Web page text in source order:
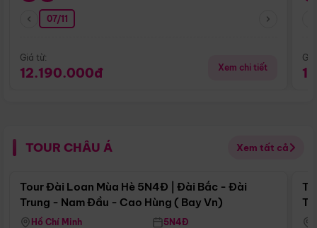
07/11
Giá từ:
12.190.000đ Xem chi tiết
TOUR CHÂU Á Xem tất cả
Điểm nổi bật
Tour Đài Loan Mùa Hè 5N4Đ | Đài Bắc - Đài
Trung - Nam Đầu - Cao Hùng ( Bay Vn)
Hồ Chí Minh 5N4Đ